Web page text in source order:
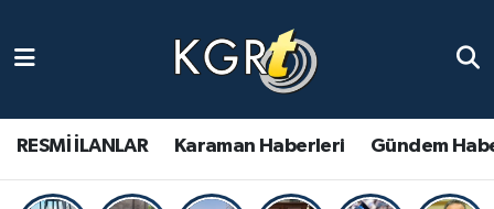
RESMİ İLANLAR Karaman Haberleri Gündem
Gündem Haberleri
Güncel Haberler